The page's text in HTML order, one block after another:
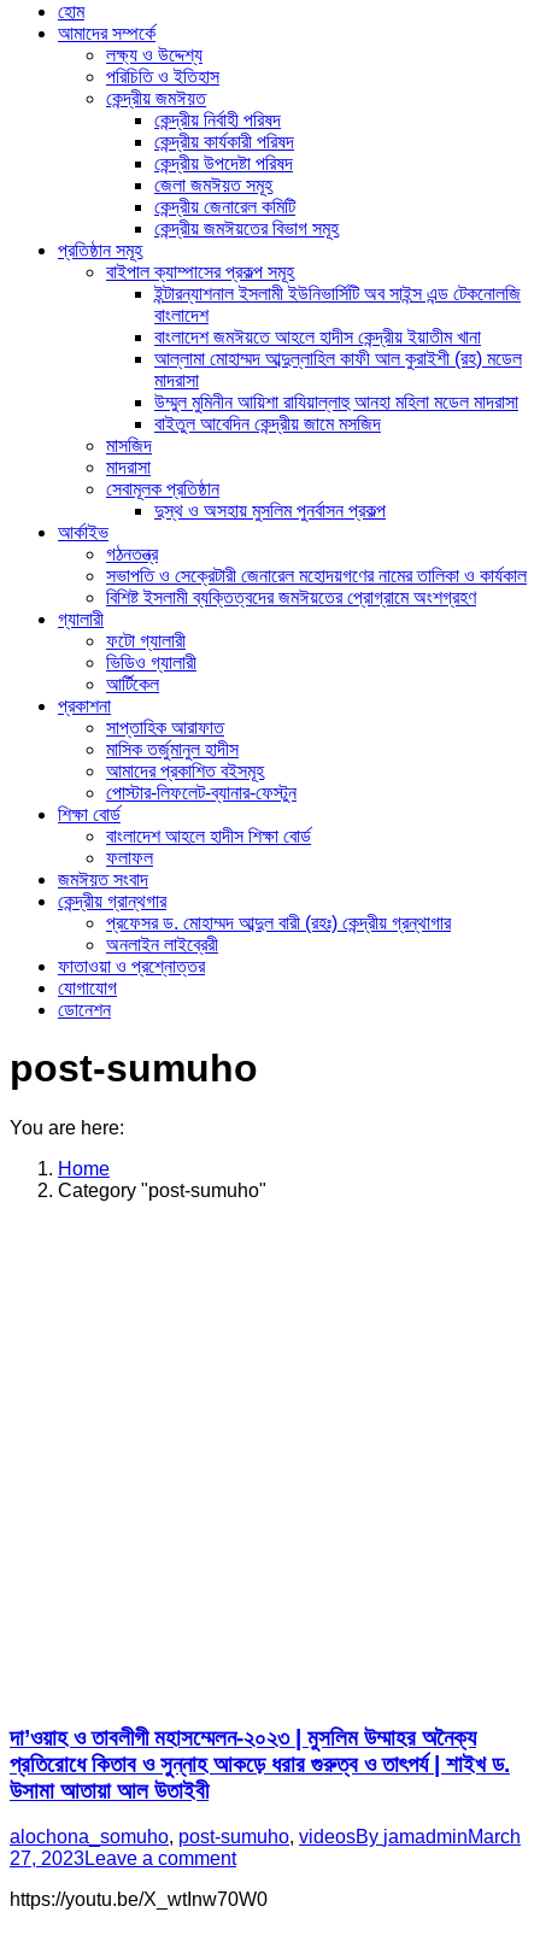
হোম
আমাদের সম্পর্কে
লক্ষ্য ও উদ্দেশ্য
পরিচিতি ও ইতিহাস
কেন্দ্রীয় জমঈয়ত
কেন্দ্রীয় নির্বাহী পরিষদ
কেন্দ্রীয় কার্যকারী পরিষদ
কেন্দ্রীয় উপদেষ্টা পরিষদ
জেলা জমঈয়ত সমূহ
কেন্দ্রীয় জেনারেল কমিটি
কেন্দ্রীয় জমঈয়তের বিভাগ সমূহ
প্রতিষ্ঠান সমূহ
বাইপাল ক্যাম্পাসের প্রকল্প সমূহ
ইন্টারন্যাশনাল ইসলামী ইউনিভার্সিটি অব সাইন্স এন্ড টেকনোলজি
বাংলাদেশ
বাংলাদেশ জমঈয়তে আহলে হাদীস কেন্দ্রীয় ইয়াতীম খানা
আল্লামা মোহাম্মদ আব্দুল্লাহিল কাফী আল কুরাইশী (রহ) মডেল
মাদরাসা
উম্মুল মুমিনীন আয়িশা রাযিয়াল্লাহু আনহা মহিলা মডেল মাদরাসা
বাইতুল আবেদিন কেন্দ্রীয় জামে মসজিদ
মাসজিদ
মাদরাসা
সেবামূলক প্রতিষ্ঠান
দুস্থ ও অসহায় মুসলিম পুনর্বাসন প্রকল্প
আর্কাইভ
গঠনতন্ত্র
সভাপতি ও সেক্রেটারী জেনারেল মহোদয়গণের নামের তালিকা ও কার্যকাল
বিশিষ্ট ইসলামী ব্যক্তিত্বদের জমঈয়তের প্রোগ্রামে অংশগ্রহণ
গ্যালারী
ফটো গ্যালারী
ভিডিও গ্যালারী
আর্টিকেল
প্রকাশনা
সাপ্তাহিক আরাফাত
মাসিক তর্জুমানুল হাদীস
আমাদের প্রকাশিত বইসমূহ
পোস্টার-লিফলেট-ব্যানার-ফেস্টুন
শিক্ষা বোর্ড
বাংলাদেশ আহলে হাদীস শিক্ষা বোর্ড
ফলাফল
জমঈয়ত সংবাদ
কেন্দ্রীয় গ্রান্থগার
প্রফেসর ড. মোহাম্মদ আব্দুল বারী (রহঃ) কেন্দ্রীয় গ্রন্থাগার
অনলাইন লাইব্রেরী
ফাতাওয়া ও প্রশ্নোত্তর
যোগাযোগ
ডোনেশন
post-sumuho
You are here:
Home
Category "post-sumuho"
দা’ওয়াহ ও তাবলীগী মহাসম্মেলন-২০২৩ | মুসলিম উম্মাহর অনৈক্য
প্রতিরোধে কিতাব ও সুন্নাহ আকড়ে ধরার গুরুত্ব ও তাৎপর্য | শাইখ ড.
উসামা আতায়া আল উতাইবী
alochona_somuho, post-sumuho, videosBy jamadminMarch
27, 2023Leave a comment
https://youtu.be/X_wtInw70W0